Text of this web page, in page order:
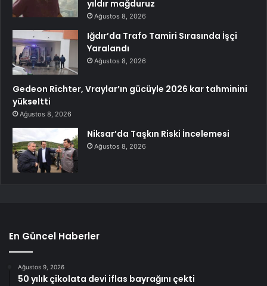
yıldır mağduruz
Ağustos 8, 2026
Iğdır’da Trafo Tamiri Sırasında İşçi
Yaralandı
Ağustos 8, 2026
Gedeon Richter, Vraylar’ın gücüyle 2026 kar tahminini
yükseltti
Ağustos 8, 2026
Niksar’da Taşkın Riski İncelemesi
Ağustos 8, 2026
En Güncel Haberler
Ağustos 9, 2026
50 yılık çikolata devi iflas bayrağını çekti